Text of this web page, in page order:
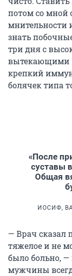
потом со мной
мнительности
знать
три дня с
вытекающими
крепкий
болячек типа
«После
суставы
Общая
ИОСИФ,
— Врач сказал
тяжелое и не
было больно,
мужчины